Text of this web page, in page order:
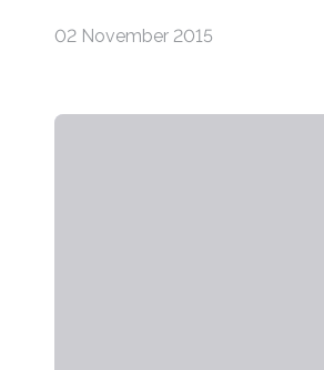
02 November 2015